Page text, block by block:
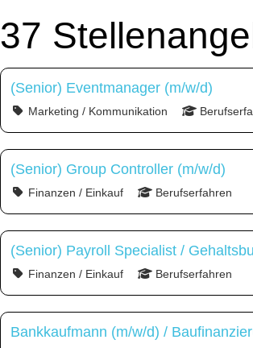
37
(Senior) Eventmanager (m/w/d)
Marketing / Kommunikation
(Senior) Group Controller (m/w/d)
Finanzen / Einkauf Berufserfahren
(Senior) Payroll Specialist /
Finanzen / Einkauf Berufserfahren
Bankkaufmann (m/w/d) /